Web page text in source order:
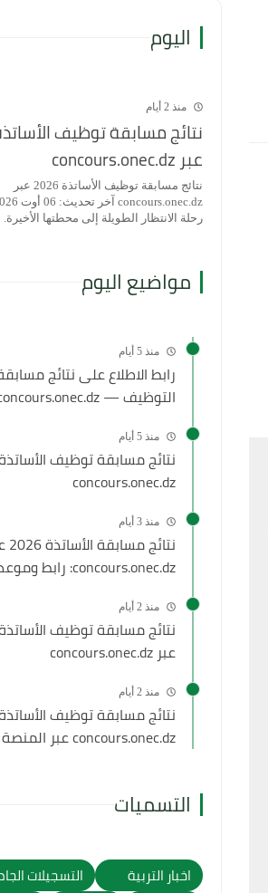
اليوم
منذ 2 أيام
عبر concours.onec.dz
نتائج مسابقة توظيف الأساتذة 2026 عبر
رحلة الانتظار الطويلة إلى محطتها
مواضيع اليوم
منذ 5 أيام
رابط الاطلاع على نتائج
التوظيف — concours.onec.dz
منذ 5 أيام
concours.onec.dz
منذ 3 أيام
نتائج
concours.onec.dz: رابط وموعد الإعلان
منذ 2 أيام
عبر concours.onec.dz
منذ 2 أيام
concours.onec.dz عبر المنصة الرقمية
التسميات
اخبار التربية
التسجيلات